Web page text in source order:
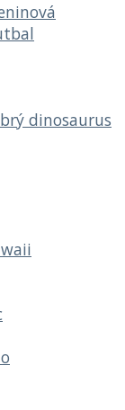
dinosaurus